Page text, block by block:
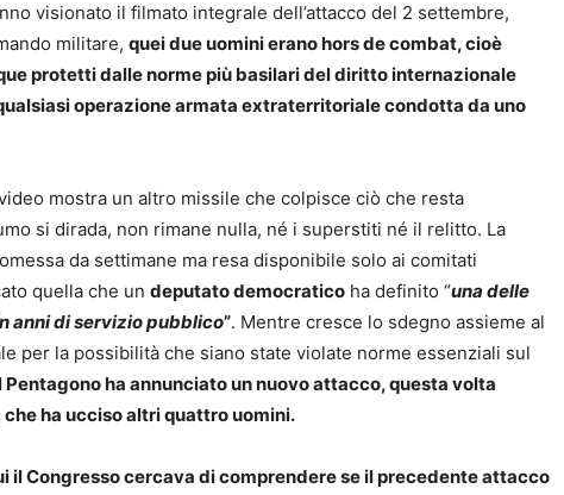
visionato il filmato integrale dell’attacco del 2 settembre,
militare, quei due uomini erano hors de combat, cioè
protetti dalle norme più basilari del diritto internazionale
operazione armata extraterritoriale condotta da uno
mostra un altro missile che colpisce ciò che resta
si dirada, non rimane nulla, né i superstiti né il relitto. La
da settimane ma resa disponibile solo ai comitati
quella che un deputato democratico ha definito “una delle
anni di servizio pubblico”. Mentre cresce lo sdegno assieme al
per la possibilità che siano state violate norme essenziali sul
Pentagono ha annunciato un nuovo attacco, questa volta
ha ucciso altri quattro uomini.
il Congresso cercava di comprendere se il precedente attacco